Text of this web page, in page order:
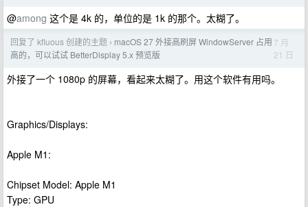
@among 这个是 4k 的，单位的是 1k 的那个。太糊了。
回复了 kfluous 创建的主题 › macOS 27 外接高刷屏 WindowServer 占用
高的，可以试试 BetterDisplay 5.x 预览版
7 月
21 日
外接了一个 1080p 的屏幕，看起来太糊了。用这个软件有用吗。
Graphics/Displays:
Apple M1:
Chipset Model: Apple M1
Type: GPU